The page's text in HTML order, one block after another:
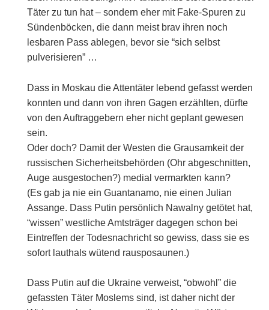
Täter zu tun hat – sondern eher mit Fake-Spuren zu
Sündenböcken, die dann meist brav ihren noch
lesbaren Pass ablegen, bevor sie “sich selbst
pulverisieren” …
Dass in Moskau die Attentäter lebend gefasst werden
konnten und dann von ihren Gagen erzählten, dürfte
von den Auftraggebern eher nicht geplant gewesen
sein.
Oder doch? Damit der Westen die Grausamkeit der
russischen Sicherheitsbehörden (Ohr abgeschnitten,
Auge ausgestochen?) medial vermarkten kann?
(Es gab ja nie ein Guantanamo, nie einen Julian
Assange. Dass Putin persönlich Nawalny getötet hat,
“wissen” westliche Amtsträger dagegen schon bei
Eintreffen der Todesnachricht so gewiss, dass sie es
sofort lauthals wütend rausposaunen.)
Dass Putin auf die Ukraine verweist, “obwohl” die
gefassten Täter Moslems sind, ist daher nicht der